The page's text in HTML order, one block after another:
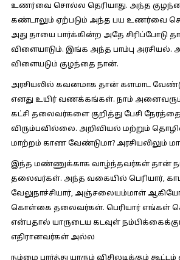
உணர்வை சொல்ல தெரியாது. அந்த
கண்டாலும் ஏற்படும் அந்த பய உணர்வை
அது தாயை பார்க்கின்ற அதே சிரிப்போடு
விளையாடும். இங்க அந்த பாம்பு அரசியல்.
விளையடும் குழந்தை நான்.
அரசியலில் கவனமாக தான் களமாட
எனது உயிர் வணக்கங்கள். நாம்
கட்சி தலைவர்களை குறித்து பேசி
விரும்பவில்லை. அறிவியல் மற்றும்
மாற்றம் காண வேண்டுமா? அரசியலிலும்
இந்த மண்ணுக்காக வாழ்ந்தவர்கள் தான்
தலைவர்கள். அந்த வகையில் பெரியார்,
வேலுநாச்சியார், அஞ்சலையம்மாள்
கொள்கை தலைவர்கள். பெரியார் எங்கள்
என்பதால் யாருடைய கடவுள்
எதிரானவர்கள் அல்ல
நம்மை பார்த்து யாரும் விசிலடிக்கும்